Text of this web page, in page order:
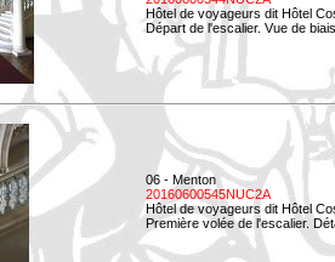
Hôtel de voyageurs dit Hôtel
Départ de l'escalier. Vue de
06 - Menton
20160600545NUC2A
Hôtel de voyageurs dit Hôtel
Première volée de l'escalier.